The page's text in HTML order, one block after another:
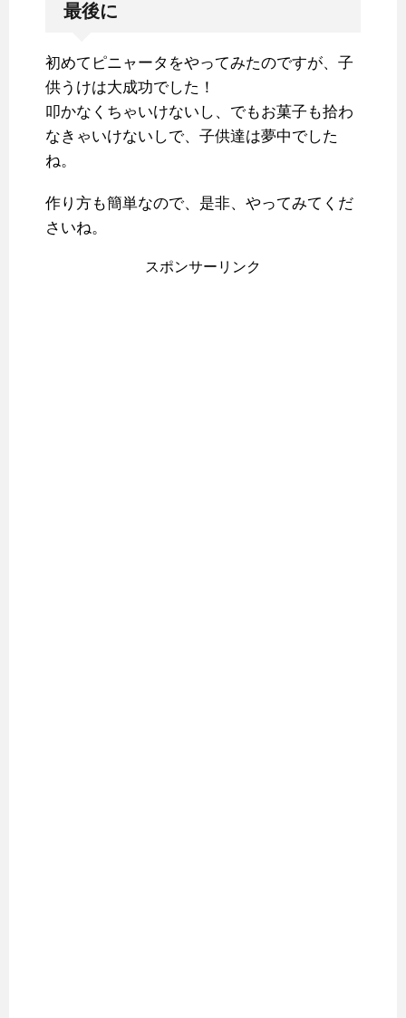
最後に
初めてピニャータをやってみたのですが、子
供うけは大成功でした！
叩かなくちゃいけないし、でもお菓子も拾わ
なきゃいけないしで、子供達は夢中でした
ね。
作り方も簡単なので、是非、やってみてくだ
さいね。
スポンサーリンク